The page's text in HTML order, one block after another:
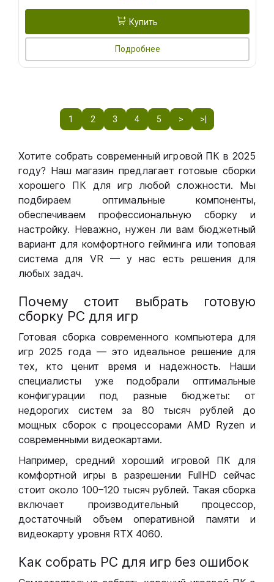
Купить
Подробнее
1 2 3 4 5 > >|
Хотите собрать современный игровой ПК в 2025
году? Наш магазин предлагает готовые сборки
хорошего ПК для игр любой сложности. Мы
подбираем оптимальные компоненты,
обеспечиваем профессиональную сборку и
настройку. Неважно, нужен ли вам бюджетный
вариант для комфортного гейминга или топовая
система для VR — у нас есть решения для
любых задач.
Почему стоит выбрать готовую
сборку РС для игр
Готовая сборка современного компьютера для
игр 2025 года — это идеальное решение для
тех, кто ценит время и надежность. Наши
специалисты уже подобрали оптимальные
конфигурации под разные бюджеты: от
недорогих систем за 80 тысяч рублей до
мощных сборок с процессорами AMD Ryzen и
современными видеокартами.
Например, средний хороший игровой ПК для
комфортной игры в разрешении FullHD сейчас
стоит около 100–120 тысяч рублей. Такая сборка
включает производительный процессор,
достаточный объем оперативной памяти и
видеокарту уровня RTX 4060.
Как собрать РС для игр без ошибок